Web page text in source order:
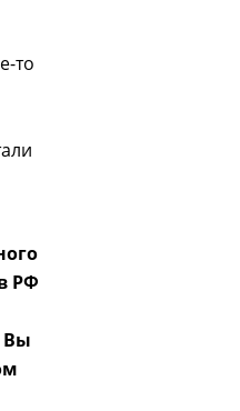
то
РФ
Вы